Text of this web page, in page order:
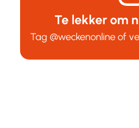
Te lekker om
Tag@weckenonline of